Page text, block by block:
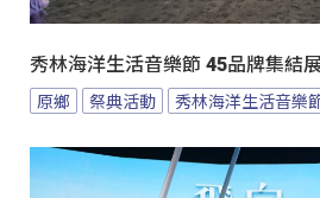
秀林海洋生活音樂節 45品牌集結
原鄉 祭典活動 秀林海洋生活音樂